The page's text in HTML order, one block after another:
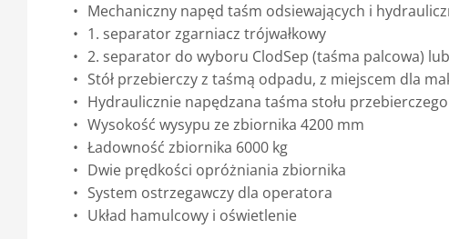
Mechaniczny napęd taśm odsiewających i
1. separator zgarniacz trójwałkowy
2. separator do wyboru ClodSep (taśma palcowa)
Stół przebierczy z taśmą odpadu, z miejscem dla
Hydraulicznie napędzana taśma stołu przebierczego
Wysokość wysypu ze zbiornika 4200 mm
Ładowność zbiornika 6000 kg
Dwie prędkości opróżniania zbiornika
System ostrzegawczy dla operatora
Układ hamulcowy i oświetlenie